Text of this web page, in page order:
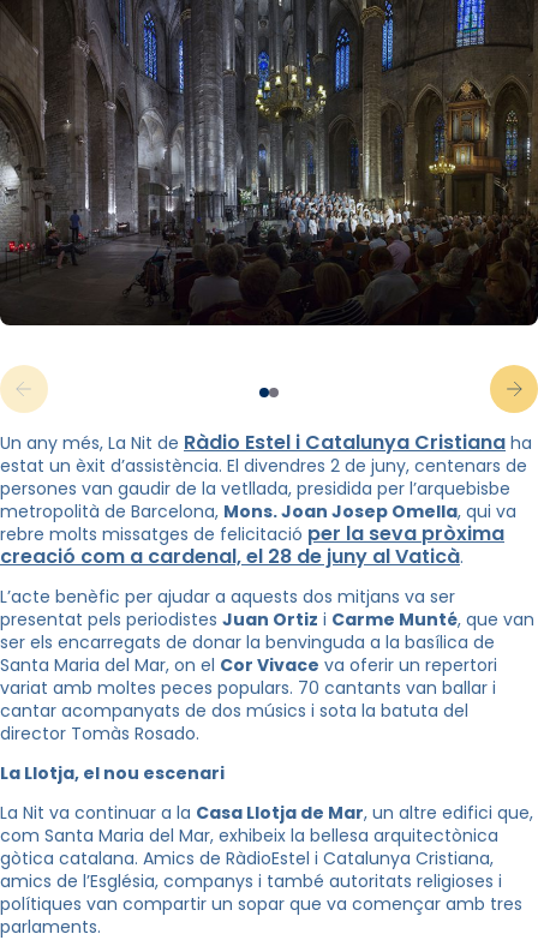
Un any més, La Nit de Ràdio Estel i Catalunya Cristiana ha
estat un èxit d’assistència. El divendres 2 de juny, centenars de
persones van gaudir de la vetllada, presidida per l’arquebisbe
metropolità de Barcelona, Mons. Joan Josep Omella, qui va
rebre molts missatges de felicitació per la seva pròxima
creació com a cardenal, el 28 de juny al Vaticà.
L’acte benèfic per ajudar a aquests dos mitjans va ser
presentat pels periodistes Juan Ortiz i Carme Munté, que van
ser els encarregats de donar la benvinguda a la basílica de
Santa Maria del Mar, on el Cor Vivace va oferir un repertori
variat amb moltes peces populars. 70 cantants van ballar i
cantar acompanyats de dos músics i sota la batuta del
director Tomàs Rosado.
La Llotja, el nou escenari
La Nit va continuar a la Casa Llotja de Mar, un altre edifici que,
com Santa Maria del Mar, exhibeix la bellesa arquitectònica
gòtica catalana. Amics de RàdioEstel i Catalunya Cristiana,
amics de l’Església, companys i també autoritats religioses i
polítiques van compartir un sopar que va començar amb tres
parlaments.